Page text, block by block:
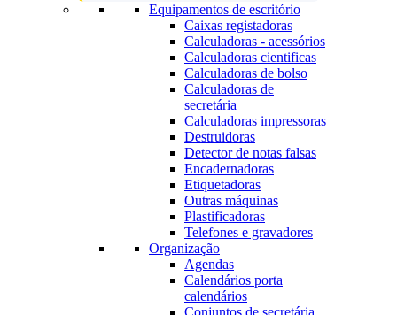
Equipamentos de escritório
Caixas registadoras
Calculadoras - acessórios
Calculadoras cientificas
Calculadoras de bolso
Calculadoras de
secretária
Calculadoras impressoras
Destruidoras
Detector de notas falsas
Encadernadoras
Etiquetadoras
Outras máquinas
Plastificadoras
Telefones e gravadores
Organização
Agendas
Calendários porta
calendários
Conjuntos de secretária